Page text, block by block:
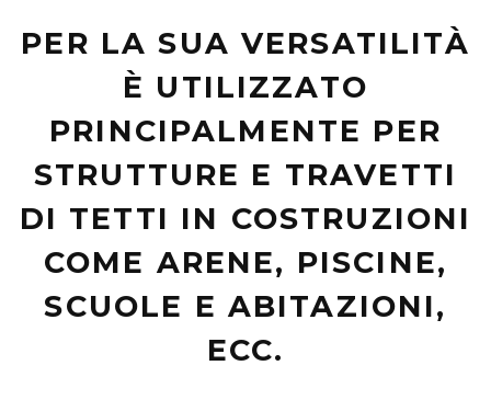
PER LA SUA VERSATILITÀ
È UTILIZZATO
PRINCIPALMENTE PER
STRUTTURE E TRAVETTI
DI TETTI IN COSTRUZIONI
COME ARENE, PISCINE,
SCUOLE E ABITAZIONI,
ECC.